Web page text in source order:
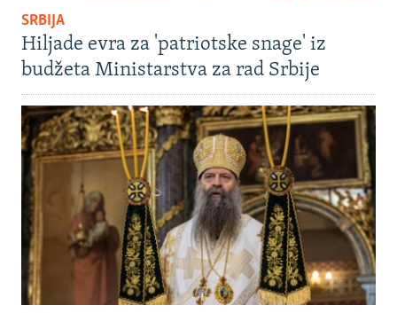
SRBIJA
Hiljade evra za 'patriotske snage' iz
budžeta Ministarstva za rad Srbije